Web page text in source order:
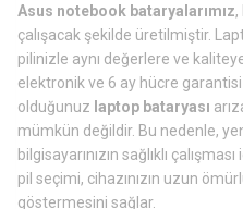
Asus notebook bataryalarımız
çalışacak şekilde üretilmiştir.
pilinizle aynı değerlere ve
elektronik ve 6 ay hücre
olduğunuz laptop bataryası
mümkün değildir. Bu nedenle,
bilgisayarınızın sağlıklı
pil seçimi, cihazınızın uzun
göstermesini sağlar.